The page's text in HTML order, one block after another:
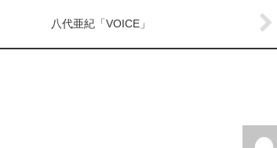
八代亜紀「VOICE」